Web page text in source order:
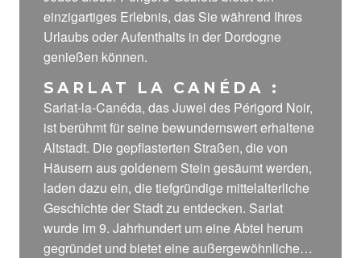
einzigartiges Erlebnis, das Sie während Ihres
Urlaubs oder Aufenthalts in der Dordogne
genießen können.
SARLAT LA CANÉDA :
Sarlat-la-Canéda, das Juwel des Périgord Noir,
ist berühmt für seine bewundernswert erhaltene
Altstadt. Die gepflasterten Straßen, die von
Häusern aus goldenem Stein gesäumt werden,
laden dazu ein, die tiefgründige mittelalterliche
Geschichte der Stadt zu entdecken. Sarlat
wurde im 9. Jahrhundert um eine Abtei herum
gegründet und bietet eine außergewöhnliche